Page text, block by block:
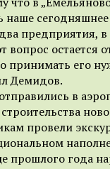
наше сегодняшнее
предприятия,
вопрос остается
принимать его
Демидов.
в
провели
прошлого года